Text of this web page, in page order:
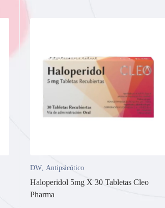
DW, Antipsicótico
Haloperidol 5mg X 30 Tabletas Cleo
Pharma